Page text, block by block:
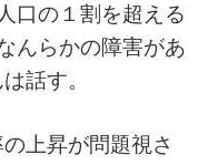
口の１割を超える
んらかの障害があ
話す。
上昇が問題視さ